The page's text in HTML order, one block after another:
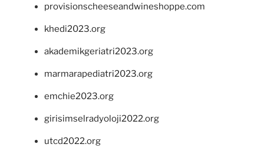
provisionscheeseandwineshoppe.com
khedi2023.org
akademikgeriatri2023.org
marmarapediatri2023.org
emchie2023.org
girisimselradyoloji2022.org
utcd2022.org